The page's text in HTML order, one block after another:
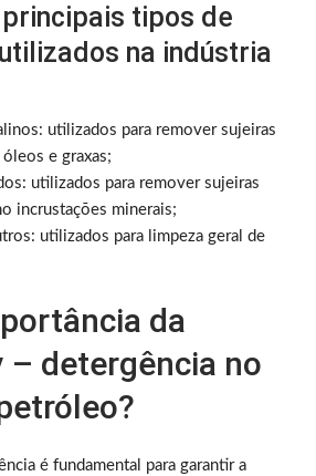
tipos de
na indústria
utilizados para remover sujeiras
e graxas;
utilizados para remover sujeiras
incrustações minerais;
utilizados para limpeza geral de
da
– detergência no
é fundamental para garantir a